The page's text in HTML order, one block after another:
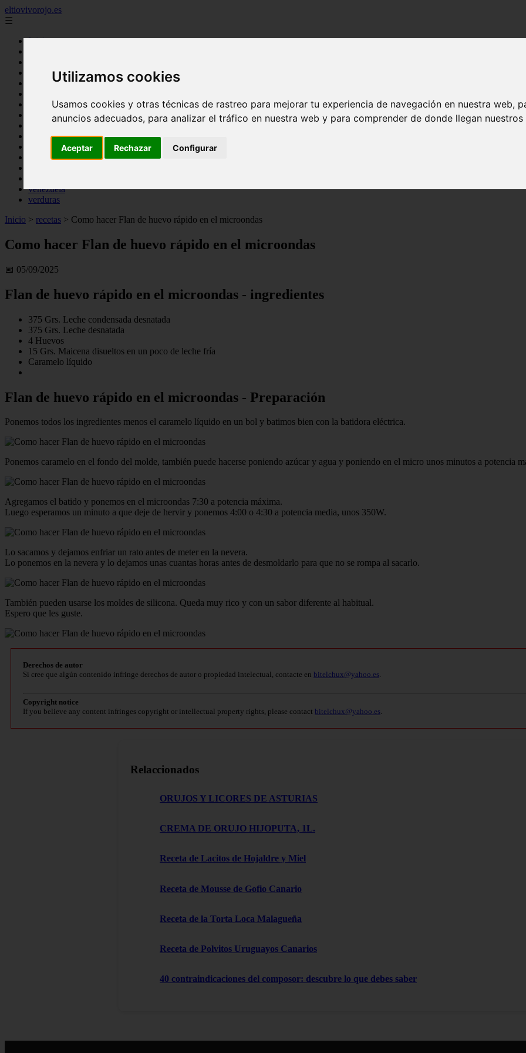
Utilizamos cookies
Usamos cookies y otras técnicas de rastreo para mejorar tu experiencia de navegación en nuestra web,
anuncios adecuados, para analizar el tráfico en nuestra web y para comprender de donde llegan nuestros
Aceptar Rechazar Configurar
eltiovivorojo.es
☰
Inicio
argentina
comidas
espana
huevos
mariscos
postres
venezuela
verduras
Inicio > recetas > Como hacer Flan de huevo rápido en el microondas
Como hacer Flan de huevo rápido en el microondas
📅 05/09/2025
Flan de huevo rápido en el microondas - ingredientes
375 Grs. Leche condensada desnatada
375 Grs. Leche desnatada
4 Huevos
15 Grs. Maicena disueltos en un poco de leche fría
Caramelo líquido
Flan de huevo rápido en el microondas - Preparación
Ponemos todos los ingredientes menos el caramelo líquido en un bol y batimos bien con la batidora eléctrica.
Ponemos caramelo en el fondo del molde, también puede hacerse poniendo azúcar y agua y poniendo en el micro unos minutos a potencia
Agregamos el batido y ponemos en el microondas 7:30 a potencia máxima.
Luego esperamos un minuto a que deje de hervir y ponemos 4:00 o 4:30 a potencia media, unos 350W.
Lo sacamos y dejamos enfriar un rato antes de meter en la nevera.
Lo ponemos en la nevera y lo dejamos unas cuantas horas antes de desmoldarlo para que no se rompa al sacarlo.
También pueden usarse los moldes de silicona. Queda muy rico y con un sabor diferente al habitual.
Espero que les guste.
Derechos de autor
Si cree que algún contenido infringe derechos de autor o propiedad intelectual, contacte en bitelchux@yahoo.es.
Copyright notice
If you believe any content infringes copyright or intellectual property rights, please contact bitelchux@yahoo.es.
Relaccionados
ORUJOS Y LICORES DE ASTURIAS
CREMA DE ORUJO HIJOPUTA, 1L.
Receta de Lacitos de Hojaldre y Miel
Receta de Mousse de Gofio Canario
Receta de la Torta Loca Malagueña
Receta de Polvitos Uruguayos Canarios
40 contraindicaciones del composor: descubre lo que debes saber